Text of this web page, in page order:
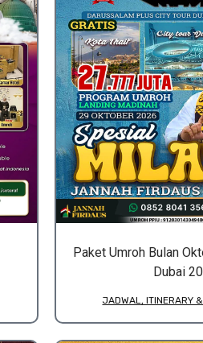
Paket Umroh Bulan
Dubai
JADWAL, ITINERARY